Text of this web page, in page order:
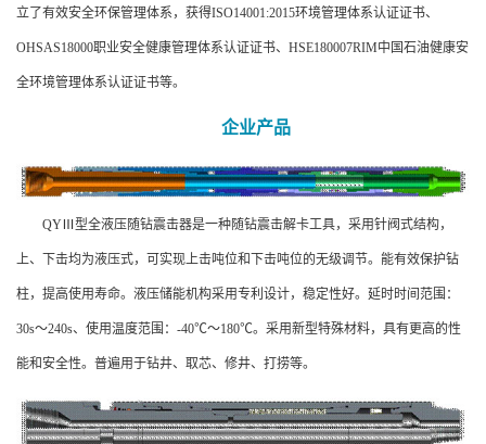
立了有效安全环保管理体系，获得ISO14001:2015环境管理体系认证证书、
OHSAS18000职业安全健康管理体系认证证书、HSE180007RIM中国石油健康安
全环境管理体系认证证书等。
企业产品
QYⅢ型全液压随钻震击器是一种随钻震击解卡工具，采用针阀式结构，
上、下击均为液压式，可实现上击吨位和下击吨位的无级调节。能有效保护钻
柱，提高使用寿命。液压储能机构采用专利设计，稳定性好。延时时间范围：
30s～240s、使用温度范围：-40℃～180℃。采用新型特殊材料，具有更高的性
能和安全性。普遍用于钻井、取芯、修井、打捞等。